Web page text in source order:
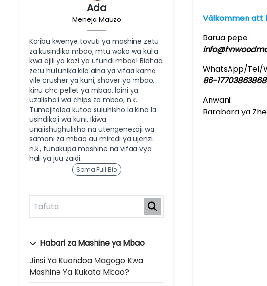
Ada
Meneja Mauzo
Karibu kwenye tovuti ya mashine zetu
za kusindika mbao, mtu wako wa kulia
kwa ajili ya kazi ya ufundi mbao! Bidhaa
zetu hufunika kila aina ya vifaa kama
vile crusher ya kuni, shaver ya mbao,
kinu cha pellet ya mbao, laini ya
uzalishaji wa chips za mbao, n.k.
Tumejitolea kutoa suluhisho la kina la
usindikaji wa kuni. Ikiwa
unajishughulisha na utengenezaji wa
samani za mbao au miradi ya ujenzi,
n.k., tunakupa mashine na vifaa vya
hali ya juu zaidi.
Soma Full Bio
Habari za Mashine ya Mbao
Jinsi Ya Kuondoa Magogo Kwa
Mashine Ya Kukata Mbao?
Välkommen att
Barua pepe:
WhatsApp/Tel/
86-17703863868
Anwani:
Barabara ya